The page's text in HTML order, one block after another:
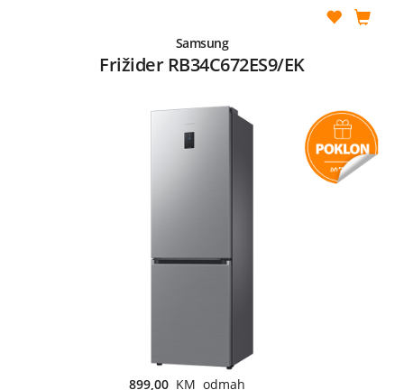
Samsung
Frižider RB34C672ES9/EK
899,00 KM odmah